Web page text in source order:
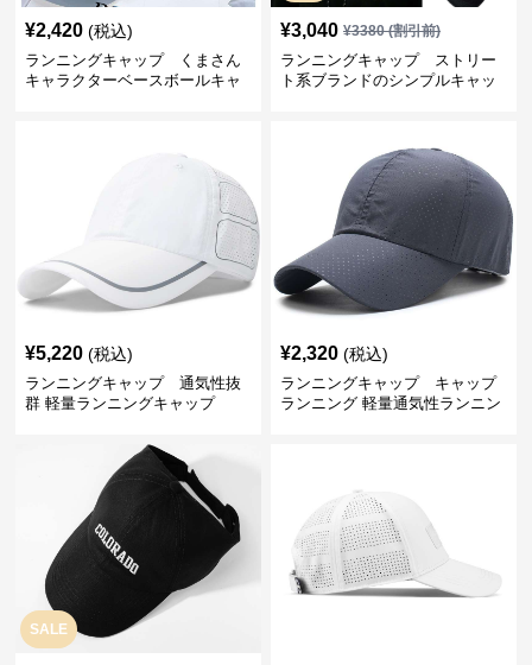
¥2,420 (税込)
ランニングキャップ くまさん
キャラクターベースボールキャ
¥3,040 ¥3380(割引前)
ランニングキャップ ストリー
ト系ブランドのシンプルキャッ
¥5,220 (税込)
ランニングキャップ 通気性抜
群 軽量ランニングキャップ
¥2,320 (税込)
ランニングキャップ キャップ
ランニング 軽量通気性ランニン
SALE